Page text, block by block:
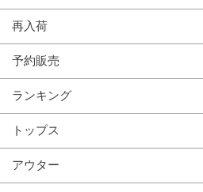
再入荷
予約販売
ランキング
トップス
アウター